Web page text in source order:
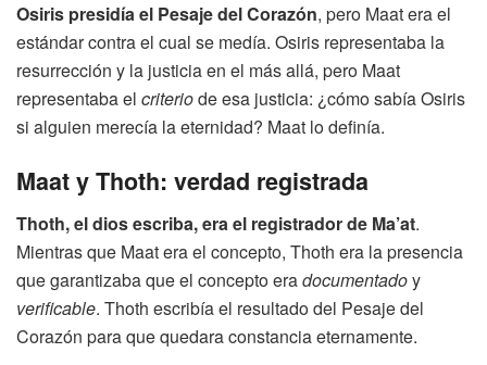
Osiris presidía el Pesaje del Corazón, pero Maat era el
estándar contra el cual se medía. Osiris representaba la
resurrección y la justicia en el más allá, pero Maat
representaba el criteriode esa justicia: ¿cómo sabía Osiris
si alguien merecía la eternidad? Maat lo definía.
Maat y Thoth: verdad registrada
Thoth, el dios escriba, era el registrador de Ma’at.
Mientras que Maat era el concepto, Thoth era la presencia
que garantizaba que el concepto eradocumentadoy
verificable. Thoth escribía el resultado del Pesaje del
Corazón para que quedara constancia eternamente.